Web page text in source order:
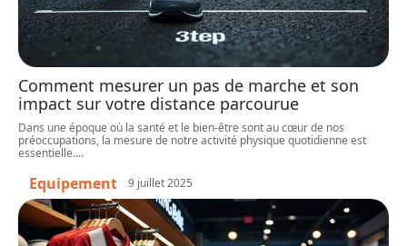
Comment mesurer un pas de marche et son
impact sur votre distance parcourue
Dans une époque où la santé et le bien-être sont au cœur de nos
préoccupations, la mesure de notre activité physique quotidienne est
essentielle.…
Equipement 9 juillet 2025